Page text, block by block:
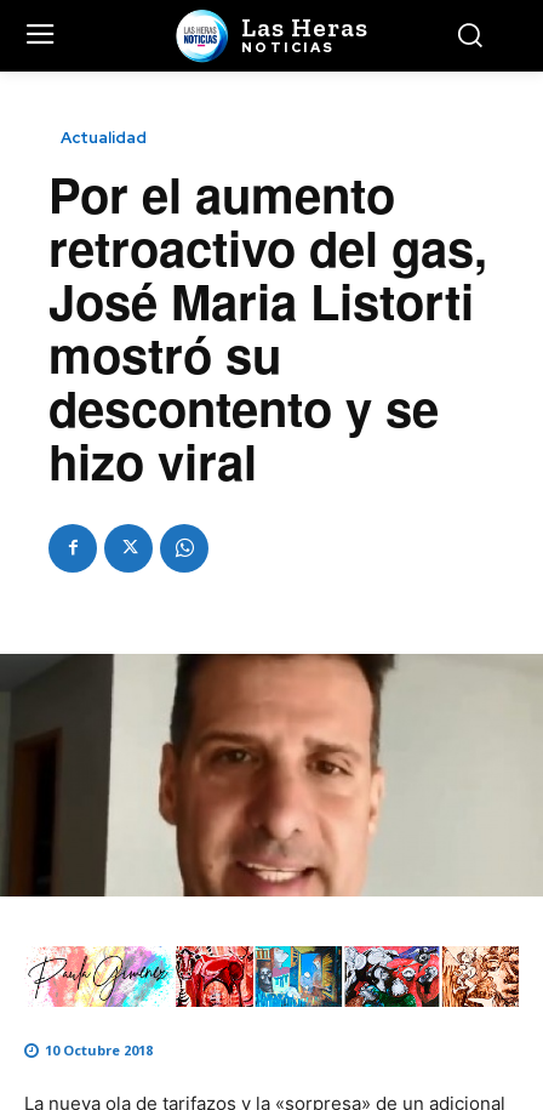
Las Heras
NOTICIAS
Actualidad
Por el aumento
retroactivo del gas,
José Maria Listorti
mostró su
descontento y se
hizo viral
10 Octubre 2018
La nueva ola de tarifazos y la «sorpresa» de un adicional